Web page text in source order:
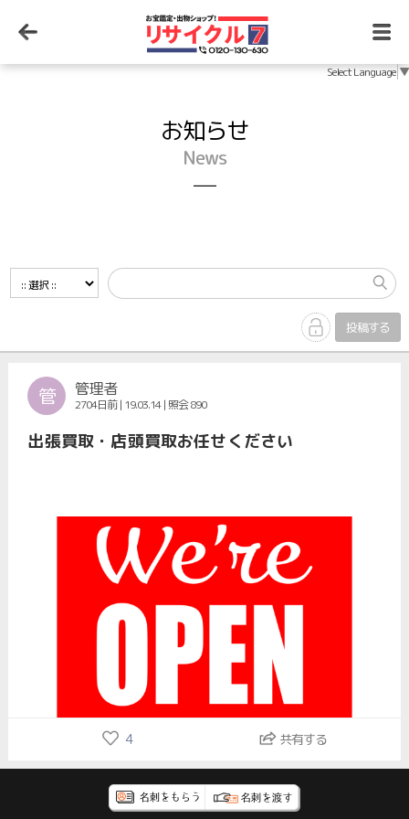
Select Language▼
お知らせ
News
─
投稿する
管 管理者
2704日前 | 19.03.14 | 照会 890
出張買取・店頭買取お任せください
4 共有する